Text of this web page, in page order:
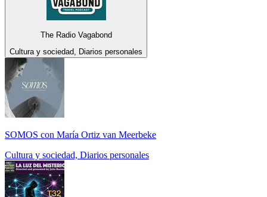
The Radio Vagabond
Cultura y sociedad, Diarios personales
SOMOS con María Ortiz van Meerbeke
Cultura y sociedad, Diarios personales